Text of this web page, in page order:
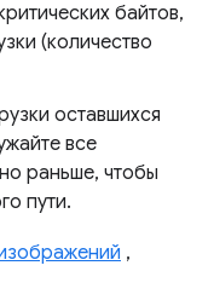
байтов,
(количество
оставшихся
все
раньше, чтобы
пути.
,